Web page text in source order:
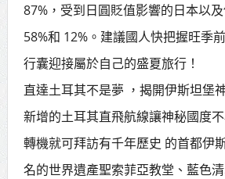
消救護量能
新竹市郵局愛目標改善
住環境
歷史建築原台中州農會
日式穀倉重現風華
高雄航太業超前布局
87%，受到日圓貶值影響的日本以
58%和 12%。建議國人快把握旺季
行囊迎接屬於自己的盛夏旅行！
直達土耳其不是夢 ，揭開伊斯坦堡
新增的土耳其直飛航線讓神秘國度
轉機就可拜訪有千年歷史 的首都伊
名的世界遺產聖索菲亞教堂、藍色